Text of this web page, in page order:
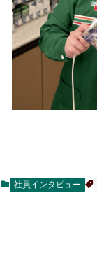
社員インタビュー